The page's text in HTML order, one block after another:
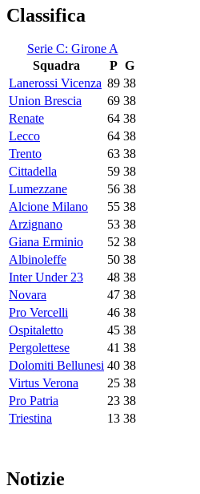
Classifica
Serie C: Girone A
Squadra
P G
Lanerossi Vicenza 89 38
Union Brescia
69 38
Renate
64 38
Lecco
64 38
Trento
63 38
Cittadella
59 38
Lumezzane
56 38
Alcione Milano
55 38
Arzignano
53 38
Giana Erminio
52 38
Albinoleffe
50 38
Inter Under 23
48 38
Novara
47 38
Pro Vercelli
46 38
Ospitaletto
45 38
Pergolettese
41 38
Dolomiti Bellunesi 40 38
Virtus Verona
25 38
Pro Patria
23 38
Triestina
13 38
Notizie